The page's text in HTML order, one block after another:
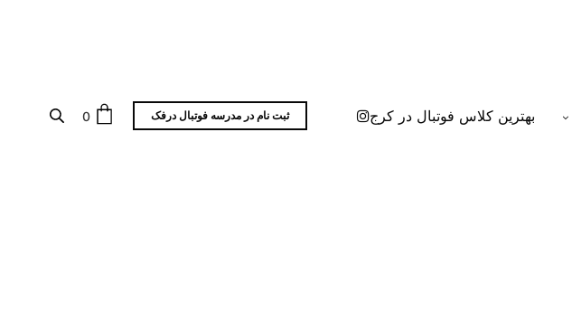
بهترین کلاس فوتبال در کرج ثبت نام در مدرسه فوتبال درفک 0